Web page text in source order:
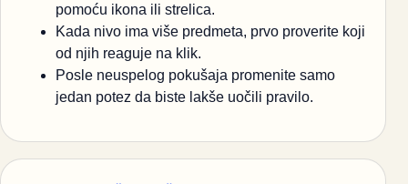
pomoću ikona ili strelica.
Kada nivo ima više predmeta, prvo proverite koji
od njih reaguje na klik.
Posle neuspelog pokušaja promenite samo
jedan potez da biste lakše uočili pravilo.